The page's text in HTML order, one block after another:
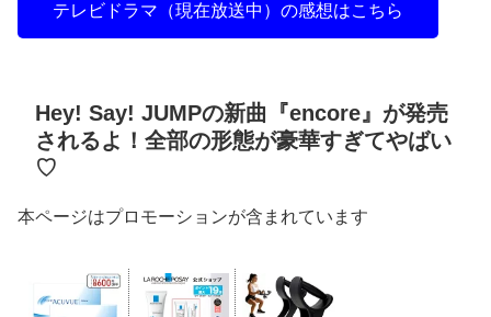
テレビドラマ（現在放送中）の感想はこちら
Hey! Say! JUMPの新曲『encore』が発売
されるよ！全部の形態が豪華すぎてやばい
♡
本ページはプロモーションが含まれています